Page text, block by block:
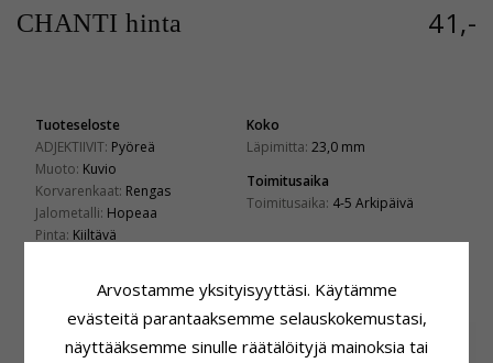
CHANTI hinta 41,-
Tuoteseloste
ADJEKTIIVIT: Pyöreä
Muoto: Kuvio
Korvarenkaat: Rengas
Jalometalli: Hopeaa
Pinta: Kiiltävä
Koko
Läpimitta: 23,0 mm
Toimitusaika
Toimitusaika: 4-5 Arkipäivä
LIITTYVÄT TUOTTEET
Arvostamme yksityisyyttäsi. Käytämme
evästeitä parantaaksemme selauskokemustasi,
näyttääksemme sinulle räätälöityjä mainoksia tai